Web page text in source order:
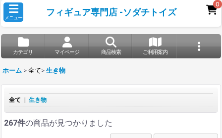
メニュー
フィギュア専門店 -ソダチトイズ
0
カテゴリ マイページ 商品検索 ご利用案内
ホーム > 全て> 生き物
全て 生き物
267件の商品が見つかりました